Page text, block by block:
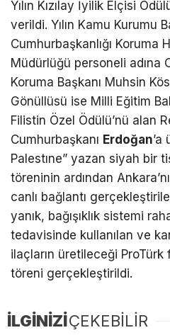
Yılın Kızılay İyilik Elçisi
verildi. Yılın Kamu Kurumu
Cumhurbaşkanlığı Koruma
Müdürlüğü personeli adına
Koruma Başkanı Muhsin
Gönüllüsü ise Milli Eğitim
Filistin Özel Ödülü’nü alan
Cumhurbaşkanı Erdoğan’a
Palestıne” yazan siyah bir
töreninin ardından
canlı bağlantı
yanık, bağışıklık sistemi
tedavisinde kullanılan ve
ilaçların üretileceği ProTürk
töreni gerçekleştirildi.
İLGİNİZİÇEKEBİLİR